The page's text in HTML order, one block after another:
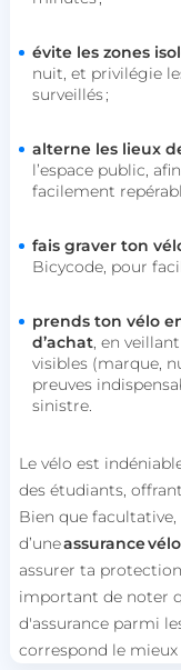
évite les zones
nuit, et privilégie
surveillés ;
alterne les lieux
l’espace public,
facilement
fais graver ton
Bicycode, pour
prends ton vélo
d’achat, en
visibles (marque,
preuves
sinistre.
Le vélo est
des étudiants,
Bien que
d’uneassurance vélo
assurer ta
important de noter
d'assurance parmi
correspond le mieux